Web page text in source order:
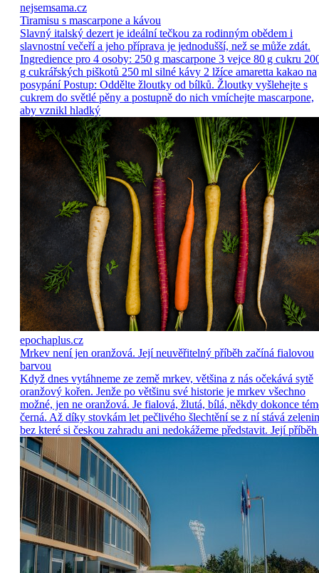
nejsemsama.cz
Tiramisu s mascarpone a kávou
Slavný italský dezert je ideální tečkou za rodinným obědem i
slavnostní večeří a jeho příprava je jednodušší, než se může zdát.
Ingredience pro 4 osoby: 250 g mascarpone 3 vejce 80 g cukru
g cukrářských piškotů 250 ml silné kávy 2 lžíce amaretta kakao na
posypání Postup: Oddělte žloutky od bílků. Žloutky vyšlehejte s
cukrem do světlé pěny a postupně do nich vmíchejte mascarpone,
aby vznikl hladký
epochaplus.cz
Mrkev není jen oranžová. Její neuvěřitelný příběh začíná fialovou
barvou
Když dnes vytáhneme ze země mrkev, většina z nás očekává sytě
oranžový kořen. Jenže po většinu své historie je mrkev všechno
možné, jen ne oranžová. Je fialová, žlutá, bílá, někdy dokonce
černá. Až díky stovkám let pečlivého šlechtění se z ní stává
bez které si českou zahradu ani nedokážeme představit. Její příběh